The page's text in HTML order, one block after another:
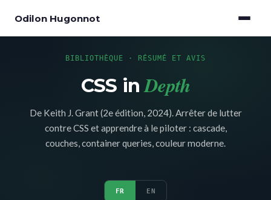
Odilon Hugonnot
BIBLIOTHÈQUE · RÉSUMÉ ET AVIS
CSS inDepth
De Keith J. Grant (2e édition, 2024). Arrêter de lutter
contre CSS et apprendre à le piloter : cascade,
couches, container queries, couleur moderne.
FR EN